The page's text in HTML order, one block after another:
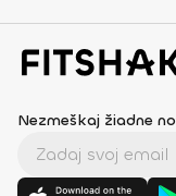
Nezmeškaj žiadne